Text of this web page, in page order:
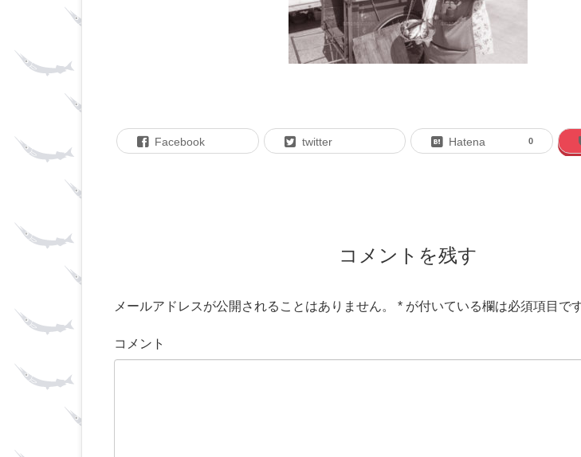
Facebook twitter Hatena 0
コメントを残す
メールアドレスが公開されることはありません。 * が付いている欄は必須項目で
コメント